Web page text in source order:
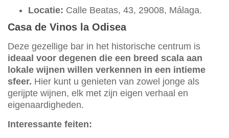
Locatie: Calle Beatas, 43, 29008, Málaga.
Casa de Vinos la Odisea
Deze gezellige bar in het historische centrum is
ideaal voor degenen die een breed scala aan
lokale wijnen willen verkennen in een intieme
sfeer. Hier kunt u genieten van zowel jonge als
gerijpte wijnen, elk met zijn eigen verhaal en
eigenaardigheden.
Interessante feiten: